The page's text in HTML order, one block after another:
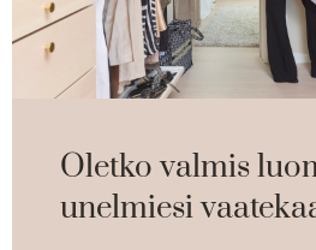
Oletko valmis
unelmiesi